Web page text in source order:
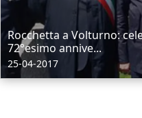
Rocchetta a Volturno:
72°esimo annive...
25-04-2017